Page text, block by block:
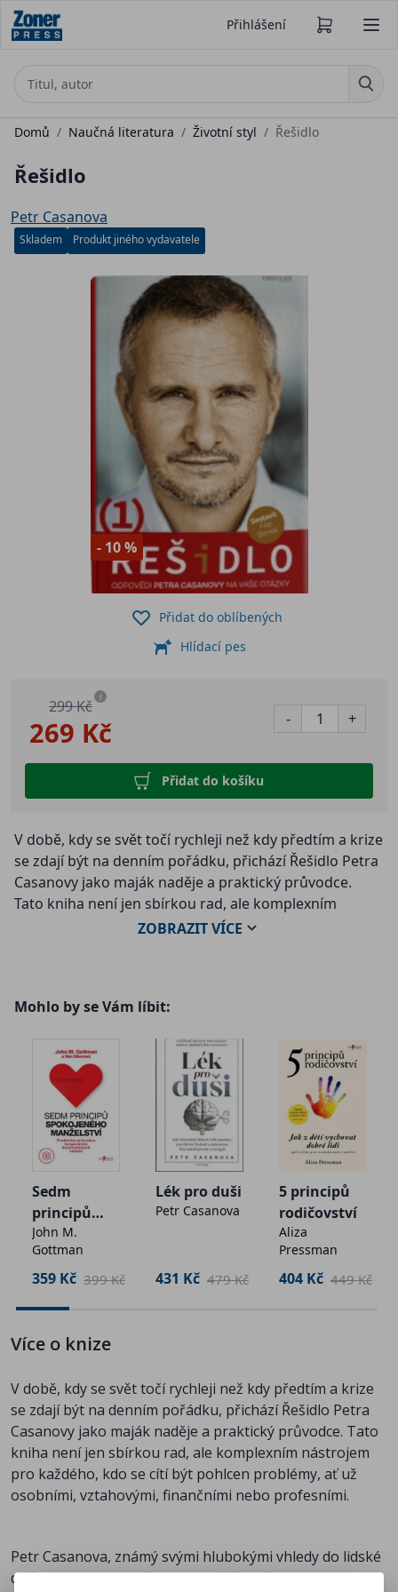
Přihlášení
Domů / Naučná literatura / Životní styl / Řešidlo
Řešidlo
Petr Casanova
Skladem Produkt jiného vydavatele
- 10 %
269 Kč
299 Kč i
- +
Přidat do košíku
Přidat do oblíbených
Hlídací pes
V době, kdy se svět točí rychleji než kdy předtím a krize
se zdají být na denním pořádku, přichází Řešidlo Petra
Casanovy jako maják naděje a praktický průvodce.
Tato kniha není jen sbírkou rad, ale komplexním
nástrojem pro každého, kdo se cítí být pohlcen
lidské duše a praktickým přístupem k řešení životních
výzev, nabízí čtenářům osvědčené strategie a techniky,
jak se postavit k překážkám čelem a proměnit je v
příležitosti k růstu. Kniha vás provede procesem
uvědomění, přijetí a aktivního řešení, přičemž klade
důraz na rozvoj vnitřní síly, sebevědomí a odolnosti.
Řešidlo je psáno srozumitelným jazykem, plné
inspirativních příběhů a konkrétních cvičení, které vám
pomohou objevit vaše vlastní řešidlo – schopnost
efektivně a s klidem zdolávat jakékoli životní situace. Ať
už hledáte cestu ven z tíživé situace, nebo jen chcete
kniha vám nabídne praktický návod a motivaci k tomu,
naplněného života.
O autorovi:
Zakladatel FirstClass.cz.
ZOBRAZITVÍCE
Mohlo by se Vám líbit:
Sedm
principů
spokojenéh
o
manželství
John M.
Gottman
359 Kč 399 Kč
Lék pro duši
Petr Casanova
431 Kč 479 Kč
5 principů
rodičovství
Aliza
Pressman
404 Kč 449 Kč
Více o knize
V době, kdy se svět točí rychleji než kdy předtím a krize
se zdají být na denním pořádku, přichází Řešidlo Petra
Casanovy jako maják naděje a praktický průvodce. Tato
kniha není jen sbírkou rad, ale komplexním nástrojem
pro každého, kdo se cítí být pohlcen problémy, ať už
osobními, vztahovými, finančními nebo profesními.
Petr Casanova, známý svými hlubokými vhledy do lidské
duše a praktickým přístupem k řešení životních výzev,